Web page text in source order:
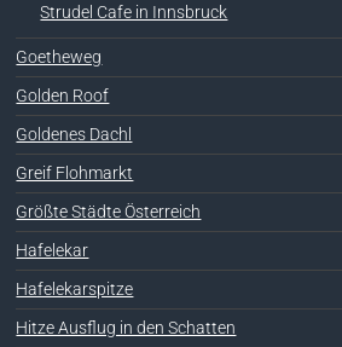
Strudel Cafe in Innsbruck
Goetheweg
Golden Roof
Goldenes Dachl
Greif Flohmarkt
Größte Städte Österreich
Hafelekar
Hafelekarspitze
Hitze Ausflug in den Schatten